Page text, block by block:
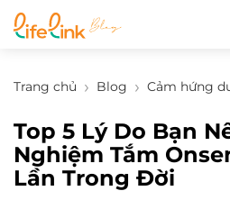
Trang chủ Blog Cảm hứng
Top 5 Lý Do Bạn
Nghiệm Tắm
Lần Trong Đời